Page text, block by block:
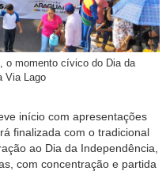
o momento cívico do Dia da
Via Lago
início com apresentações
finalizada com o tradicional
ao Dia da Independência,
com concentração e partida